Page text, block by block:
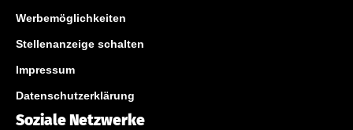
Werbemöglichkeiten
Stellenanzeige schalten
Impressum
Datenschutzerklärung
Soziale Netzwerke